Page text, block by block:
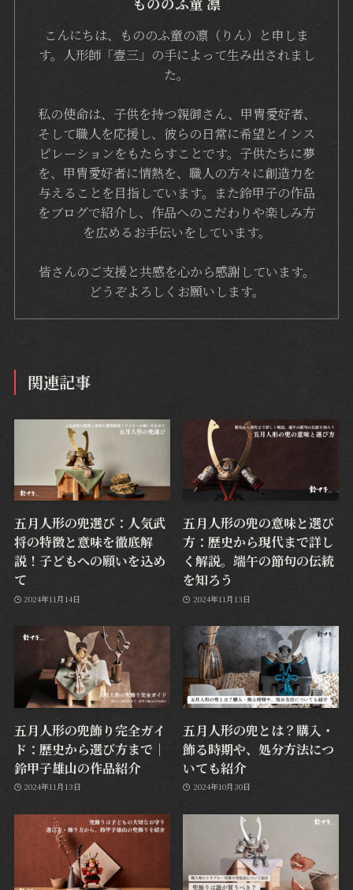
こんにちは、もののふ童の凛（りん）と申しま
す。人形師「壹三」の手によって生み出されまし
た。
私の使命は、子供を持つ親御さん、甲冑愛好者、
そして職人を応援し、彼らの日常に希望とインス
ピレーションをもたらすことです。子供たちに夢
を、甲冑愛好者に情熱を、職人の方々に創造力を
与えることを目指しています。また鈴甲子の作品
をブログで紹介し、作品へのこだわりや楽しみ方
を広めるお手伝いをしています。
皆さんのご支援と共感を心から感謝しています。
どうぞよろしくお願いします。
関連記事
五月人形の兜選び：人気武
将の特徴と意味を徹底解
説！子どもへの願いを込め
て
2024年11月14日
五月人形の兜の意味と選び
方：歴史から現代まで詳し
く解説。端午の節句の伝統
を知ろう
2024年11月13日
五月人形の兜飾り完全ガイ
ド：歴史から選び方まで｜
鈴甲子雄山の作品紹介
2024年11月13日
五月人形の兜とは？購入・
飾る時期や、処分方法につ
いても紹介
2024年10月30日